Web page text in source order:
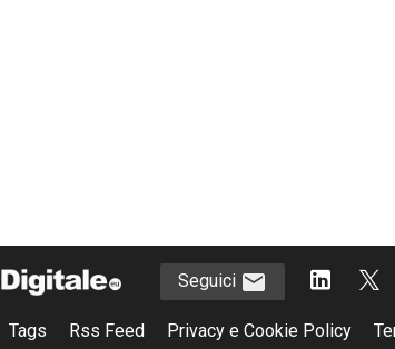
Seguici
Tags Rss Feed Privacy e Cookie Policy